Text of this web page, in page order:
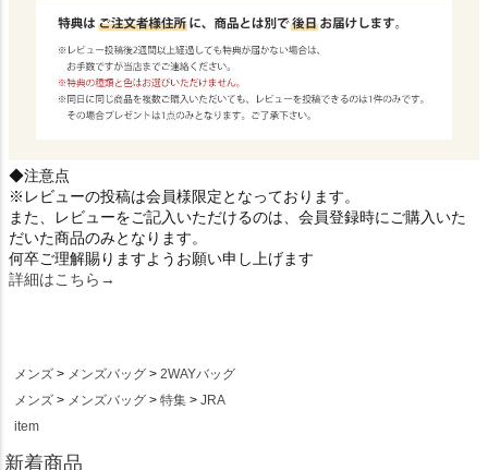
◆注意点
※レビューの投稿は会員様限定となっております。
また、レビューをご記入いただけるのは、会員登録時にご購入いた
だいた商品のみとなります。
何卒ご理解賜りますようお願い申し上げます
詳細はこちら→
メンズ メンズバッグ
2WAYバッグ
メンズ
メンズバッグ 特集
JRA
item
新着商品